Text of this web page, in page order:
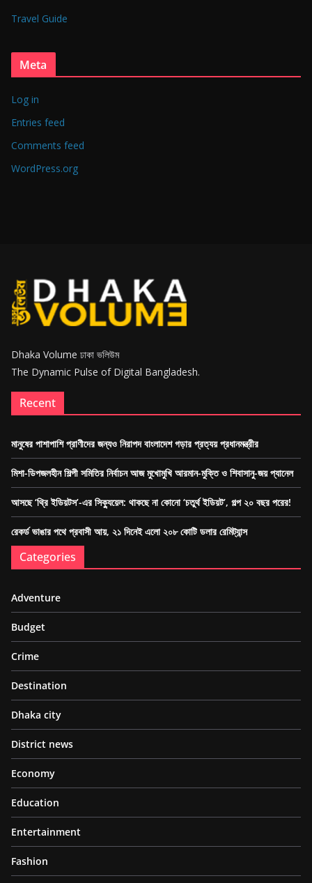
Travel Guide
Meta
Log in
Entries feed
Comments feed
WordPress.org
Dhaka Volume ঢাকা ভলিউম
The Dynamic Pulse of Digital Bangladesh.
Recent
মানুষের পাশাপাশি প্রাণীদের জন্যও নিরাপদ বাংলাদেশ গড়ার প্রত্যয় প্রধানমন্ত্রীর
মিশা-ডিপজলহীন শিল্পী সমিতির নির্বাচন আজ মুখোমুখি আরমান-মুক্তি ও শিবাসানু-জয় প্যানেল
আসছে ‘থ্রি ইডিয়টস’-এর সিক্যুয়েল: থাকছে না কোনো ‘চতুর্থ ইডিয়ট’, গল্প ২০ বছর পরের!
রেকর্ড ভাঙার পথে প্রবাসী আয়, ২১ দিনেই এলো ২০৮ কোটি ডলার রেমিট্যান্স
Categories
Adventure
Budget
Crime
Destination
Dhaka city
District news
Economy
Education
Entertainment
Fashion